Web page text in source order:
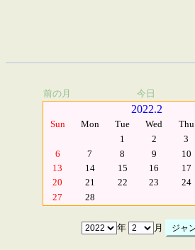
前の月 今日
2022.2
Sun Mon Tue Wed Thu
1
2 3
6
7 8 9 10
13
14 15 16 17
20
21 22 23 24
27
28
年 月